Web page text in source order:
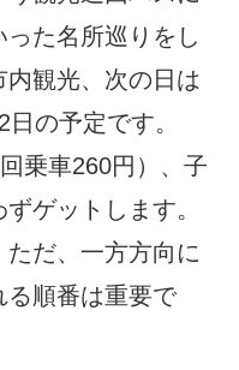
った名所巡りをし
内観光、次の日は
の予定です。
乗車260円）、子
ゲットします。
だ、 一方方向に
る順番は重要で